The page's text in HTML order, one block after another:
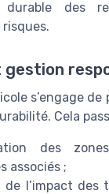
durable des
s’engage
Cela
des
associés ;
l’impact des